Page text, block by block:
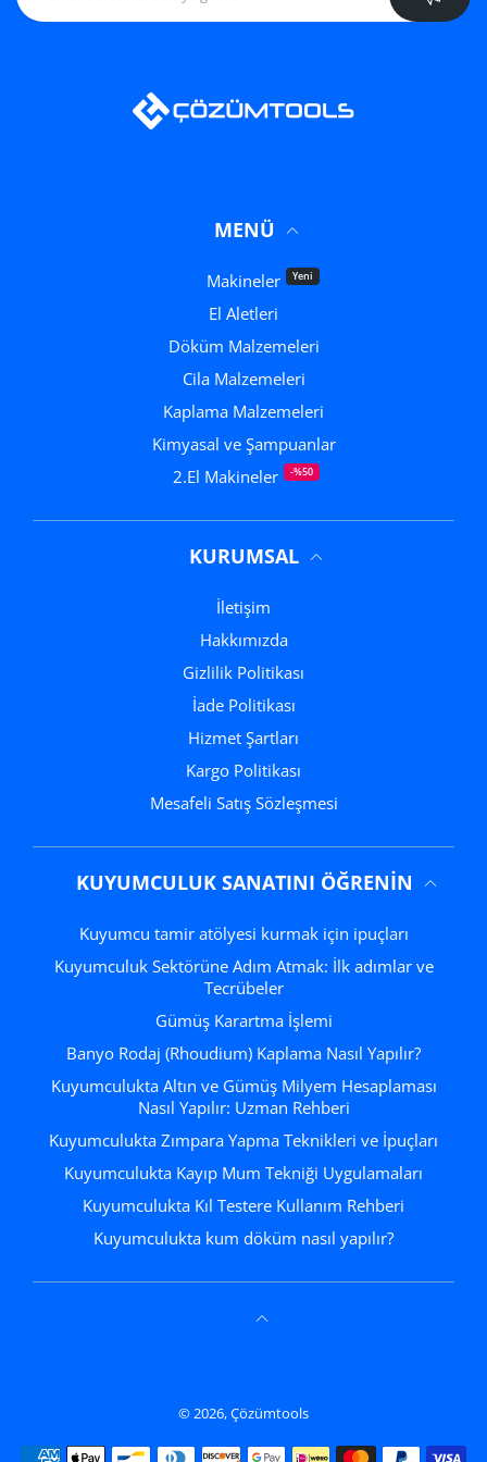
MENÜ
Makineler Yeni
El Aletleri
Döküm Malzemeleri
Cila Malzemeleri
Kaplama Malzemeleri
Kimyasal ve Şampuanlar
2.El Makineler
-%50
KURUMSAL
İletişim
Hakkımızda
Gizlilik Politikası
İade Politikası
Hizmet Şartları
Kargo Politikası
Mesafeli Satış Sözleşmesi
KUYUMCULUK SANATINI ÖĞRENIN
Kuyumcu tamir atölyesi kurmak için ipuçları
Kuyumculuk Sektörüne Adım Atmak: İlk adımlar ve
Tecrübeler
Gümüş Karartma İşlemi
Banyo Rodaj (Rhoudium) Kaplama Nasıl Yapılır?
Kuyumculukta Altın ve Gümüş Milyem Hesaplaması
Nasıl Yapılır: Uzman Rehberi
Kuyumculukta Zımpara Yapma Teknikleri ve İpuçları
Kuyumculukta Kayıp Mum Tekniği Uygulamaları
Kuyumculukta Kıl Testere Kullanım Rehberi
Kuyumculukta kum döküm nasıl yapılır?
© 2026,Çözümtools
Ödeme yöntemleri